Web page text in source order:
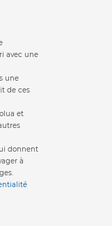
avec une
une
de ces
et
donnent
à